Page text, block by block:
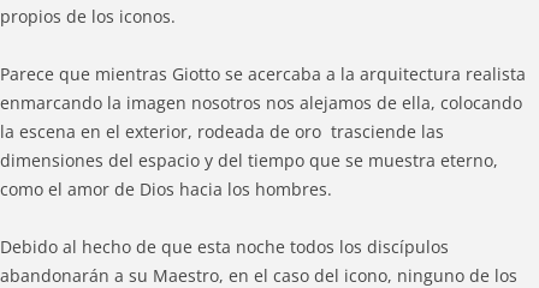
propios de los iconos.
Parece que mientras Giotto se acercaba a la arquitectura realista
enmarcando la imagen nosotros nos alejamos de ella, colocando
la escena en el exterior, rodeada de oro trasciende las
dimensiones del espacio y del tiempo que se muestra eterno,
como el amor de Dios hacia los hombres.
Debido al hecho de que esta noche todos los discípulos
abandonarán a su Maestro, en el caso del icono, ninguno de los